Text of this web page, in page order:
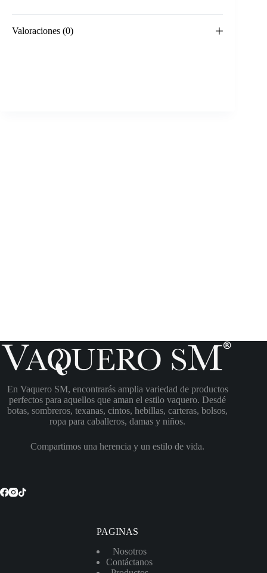
Valoraciones (0)
En Vaquero SM, encontrarás amplia variedad de productos
perfectos para aquellos que aman el estilo vaquero. Desdé
botas, sombreros, texanas, cintos, hebillas, carteras, bolsos,
ropa para caballeros, damas y niños.
Compartimos una herencia y un estilo de vida.
PAGINAS
Nosotros
Contáctanos